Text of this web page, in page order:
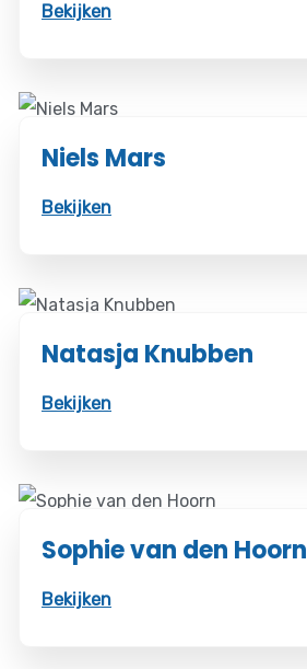
Bekijken
Niels Mars
Bekijken
Natasja Knubben
Bekijken
Sophie van den Hoorn
Bekijken